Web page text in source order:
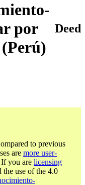
por
Deed
to previous
are more user-
If you are licensing
the use of the 4.0